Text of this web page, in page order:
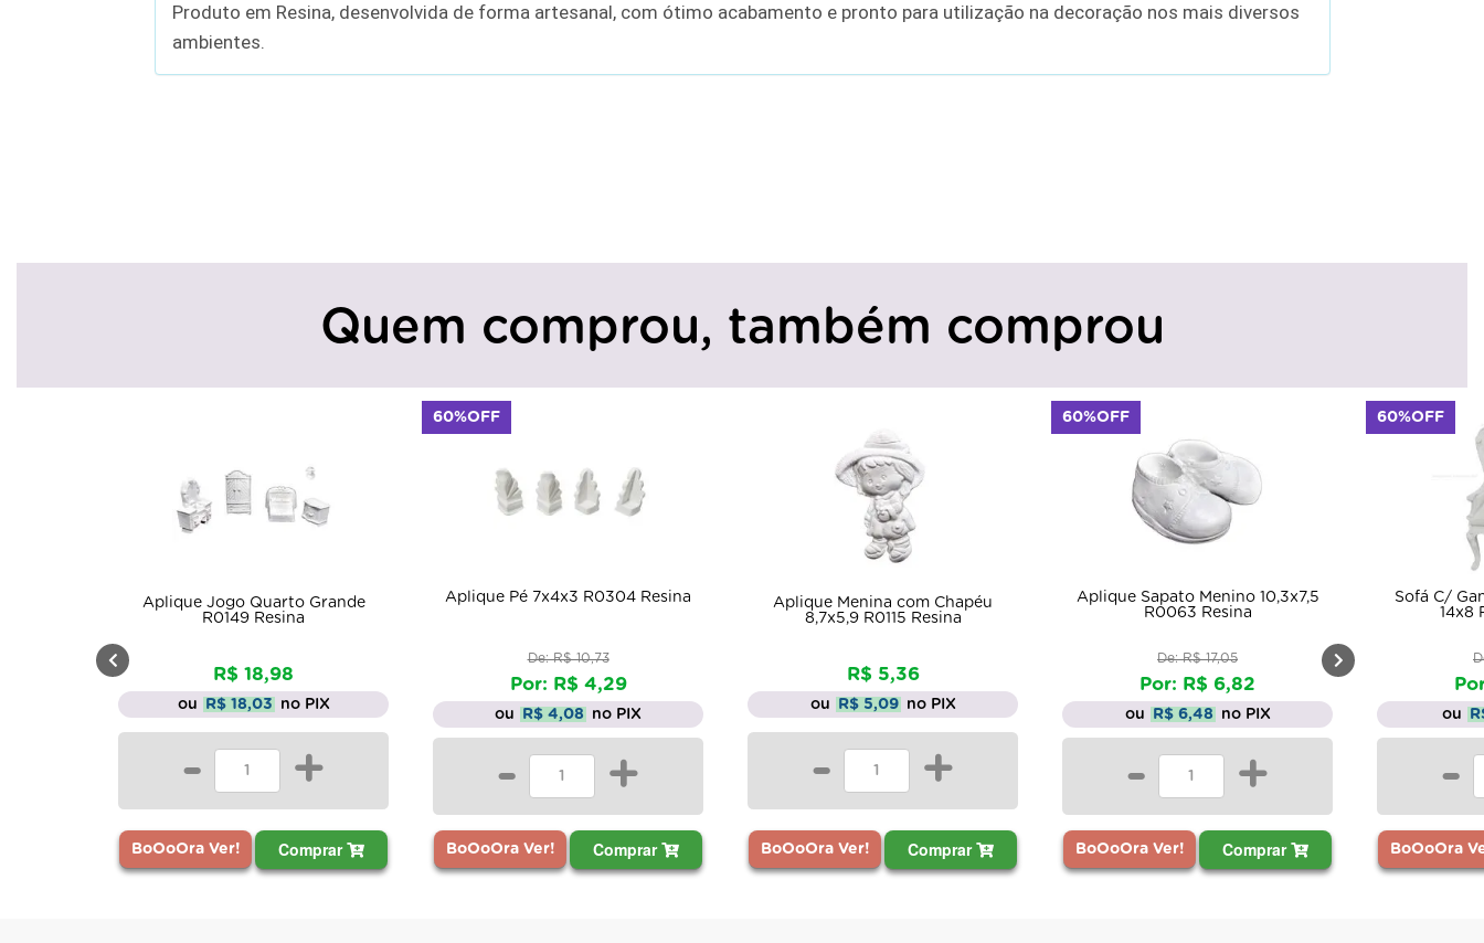
Produto em Resina, desenvolvida de forma artesanal, com ótimo acabamento e pronto para utilização na decoração nos mais diversos
ambientes.
Quem comprou, também comprou
Aplique Jogo Quarto Grande
R0149 Resina
R$ 18,98
ou R$ 18,03 no PIX
- +
BoOoOra Ver! Comprar
Aplique Pé 7x4x3 R0304 Resina
De: R$ 10,73
Por: R$ 4,29
ou R$ 4,08 no PIX
- +
BoOoOra Ver! Comprar
60%OFF
Aplique Menina com Chapéu
8,7x5,9 R0115 Resina
R$ 5,36
ou R$ 5,09 no PIX
- +
BoOoOra Ver! Comprar
Aplique Sapato Menino 10,3x7,5
R0063 Resina
De: R$ 17,05
Por: R$ 6,82
ou R$ 6,48 no PIX
- +
BoOoOra Ver! Comprar
60%OFF
Sofá C/
14x8
ou
-
BoOoOra
60%OFF